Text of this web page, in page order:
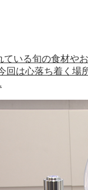
ている旬の食材や
回は心落ち着く場